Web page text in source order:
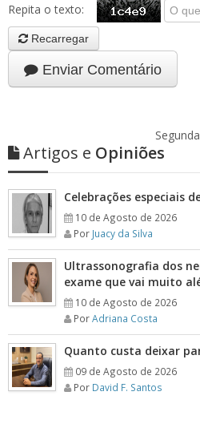
Repita o texto:
Recarregar
Enviar Comentário
Artigos e Opiniões
Celebrações especiais
10 de Agosto de 2026
Por Juacy da Silva
Ultrassonografia dos
exame que vai muito
10 de Agosto de 2026
PorAdriana Costa
Quanto custa deixar
09 de Agosto de 2026
Por David F. Santos